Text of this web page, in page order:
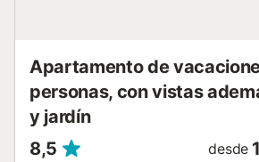
Apartamento de
personas, con vistas
y jardín
8,5
desde